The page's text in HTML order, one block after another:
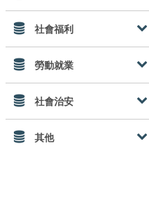
社會福利
勞動就業
社會治安
其他